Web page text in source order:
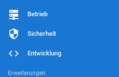
Betrieb
Sicherheit
Entwicklung
Erweiterungen